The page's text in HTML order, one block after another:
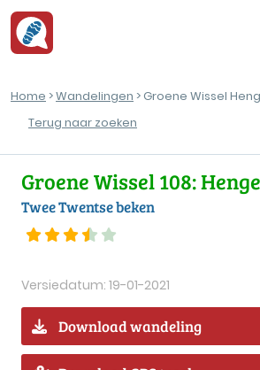
Home >Wandelingen > Groene Wissel
Terug naar zoeken
Groene Wissel 108:
Twee Twentse beken
Versiedatum: 19-01-2021
Download wandeling